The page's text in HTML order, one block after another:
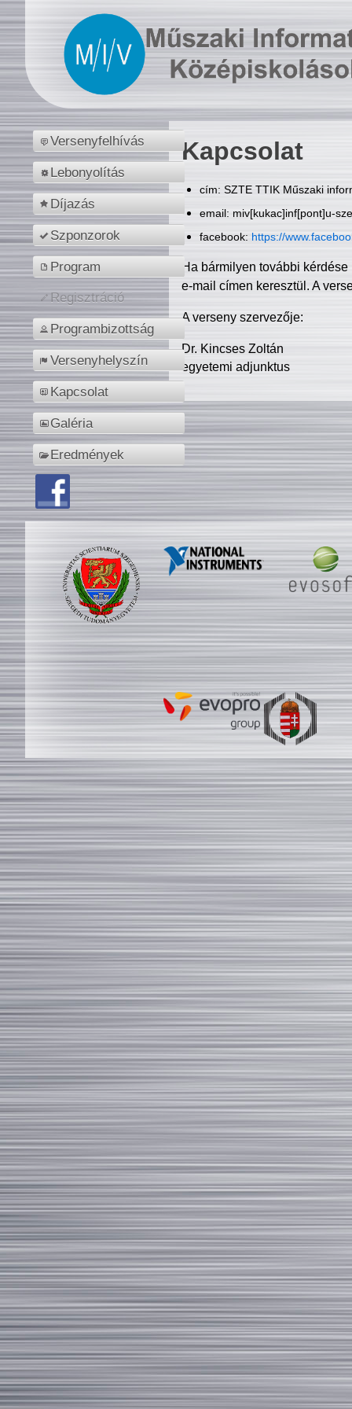
Versenyfelhívás
Lebonyolítás
Díjazás
Szponzorok
Program
Regisztráció
Programbizottság
Versenyhelyszín
Kapcsolat
Galéria
Eredmények
Kapcsolat
cím: SZTE TTIK Műszaki
email: miv[kukac]inf[pont]u-
facebook: https://
Ha bármilyen további
e-mail címen keresztül. A
A verseny szervezője:
Dr. Kincses Zoltán
egyetemi adjunktus